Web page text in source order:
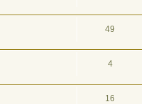
49
4
16